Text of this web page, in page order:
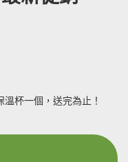
杯一個，送完為止！